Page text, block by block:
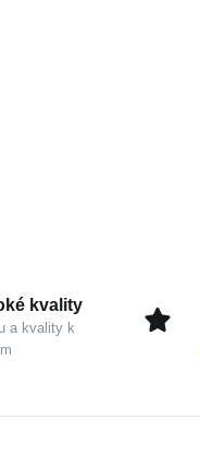
kvality
a kvality k